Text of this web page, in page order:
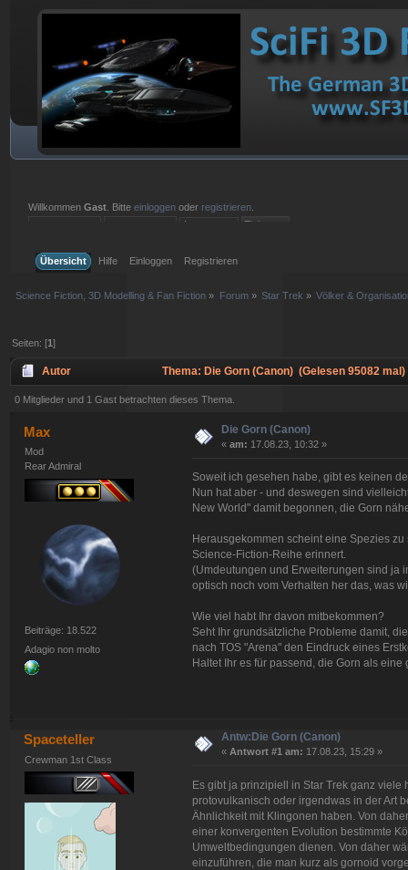
WillkommenGast . Bitteeinloggen oder registrieren
Übersicht
Hilfe Einloggen Registrieren
Science Fiction, 3D Modelling & Fan Fiction » Forum» Star Trek » Völker &
Seiten: [1]
Autor Thema: Die Gorn (Canon) (Gelesen 95082 mal)
0 Mitglieder und 1 Gast betrachten dieses Thema.
Max
Mod
Rear Admiral
Beiträge: 18.522
Adagio non molto
Die Gorn (Canon)
«am: 17.08.23, 10:32 »
Soweit ich gesehen habe, gibt es keinen
Nun hat aber - und deswegen sind
New World" damit begonnen, die Gorn
Herausgekommen scheint eine Spezies
Science-Fiction-Reihe erinnert.
(Umdeutungen und Erweiterungen sind ja
optisch noch vom Verhalten her das, was
Wie viel habt Ihr davon mitbekommen?
Seht Ihr grundsätzliche Probleme damit,
nach TOS "Arena" den Eindruck eines
Haltet Ihr es für passend, die Gorn als
Spaceteller
Crewman 1st Class
Antw:Die Gorn (Canon)
« Antwort #1 am: 17.08.23, 15:29 »
Es gibt ja prinzipiell in Star Trek ganz
protovulkanisch oder irgendwas in der Art
Ähnlichkeit mit Klingonen haben. Von
einer konvergenten Evolution bestimmte
Umweltbedingungen dienen. Von daher
einzuführen, die man kurz als gornoid